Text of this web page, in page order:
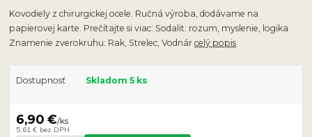
Kovodiely z chirurgickej ocele. Ručná výroba, dodávame na
papierovej karte. Prečítajte si viac: Sodalit: rozum, myslenie, logika
Znamenie zverokruhu: Rak, Strelec, Vodnárcelý popis
Dostupnosť Skladom 5 ks
6,90 €/ks
5,61 € bez DPH